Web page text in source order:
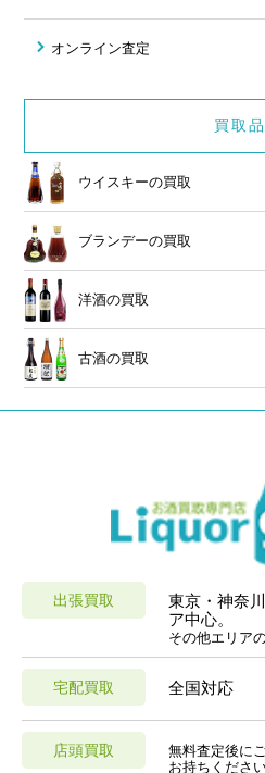
オンライン査定
買取
ウイスキーの買取
ブランデーの買取
洋酒の買取
古酒の買取
出張買取
東京・神奈
ア中心。
その他エリア
宅配買取 全国対応
店頭買取
無料査定後に
お持ちください